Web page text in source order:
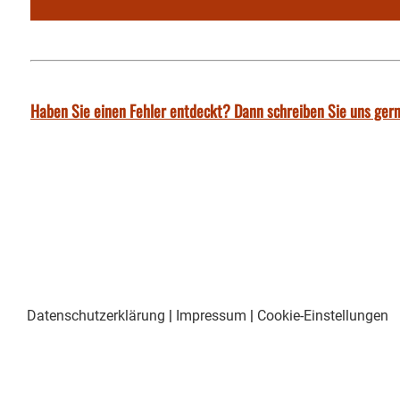
Haben Sie einen Fehler entdeckt? Dann schreiben Sie uns
Datenschutzerklärung | Impressum | Cookie-Einstellungen